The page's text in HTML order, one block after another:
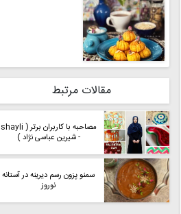
مقالات مرتبط
مصاحبه با کاربران برتر ( shayli
- شیرین عباسی نژاد )
سمنو پزون رسم دیرینه در آستانه
نوروز